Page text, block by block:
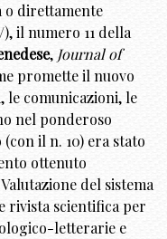
o direttamente
il numero 11 della
, Journal of
promette il nuovo
le comunicazioni, le
nel ponderoso
il n. 10) era stato
ottenuto
del sistema
rivista scientifica per
letterarie e